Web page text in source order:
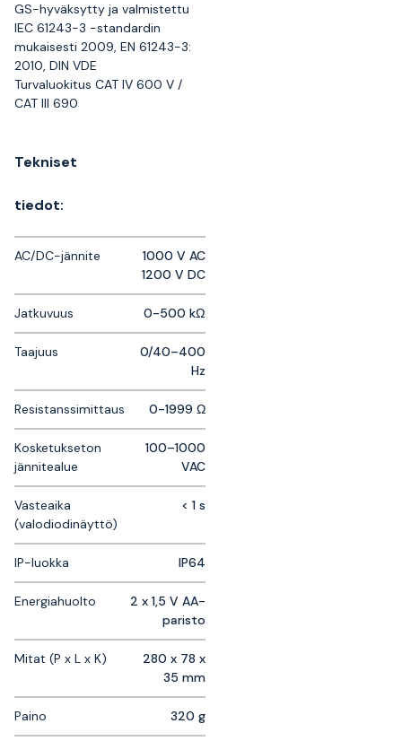
GS-hyväksytty ja valmistettu
IEC 61243-3 -standardin
mukaisesti 2009, EN 61243-3:
2010, DIN VDE
Turvaluokitus CAT IV 600 V /
CAT III 690
Tekniset
tiedot:
AC/DC-jännite
1000 V AC
1200 V DC
Jatkuvuus 0-500 kΩ
Taajuus
0/40–400
Hz
Resistanssimittaus 0-1999 Ω
Kosketukseton
jännitealue
100–1000
VAC
Vasteaika
(valodiodinäyttö)
< 1 s
IP-luokka IP64
Energiahuolto
2 x 1,5 V AA-
paristo
Mitat (P x L x K)
280 x 78 x
35 mm
Paino 320 g